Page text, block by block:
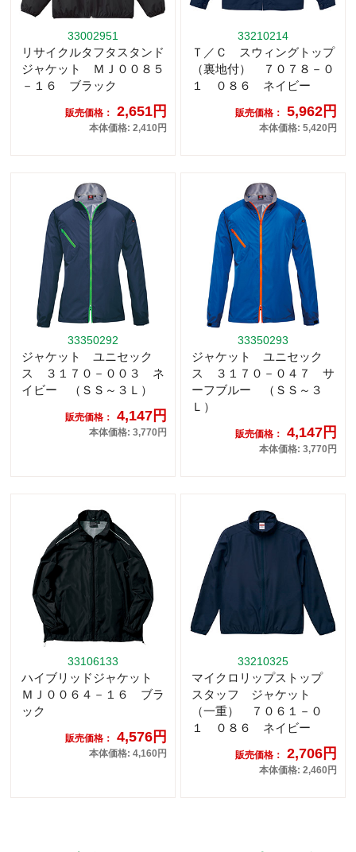
33002951
リサイクルタフタスタンド
ジャケット ＭＪ００８５
－１６ ブラック
販売価格： 2,651円
本体価格: 2,410円
33210214
Ｔ／Ｃ スウィングトップ
（裏地付） ７０７８－０
１ ０８６ ネイビー
販売価格： 5,962円
本体価格: 5,420円
33350292
ジャケット ユニセック
ス ３１７０－００３ ネ
イビー （ＳＳ～３Ｌ）
販売価格： 4,147円
本体価格: 3,770円
33350293
ジャケット ユニセック
ス ３１７０－０４７ サ
ーフブルー （ＳＳ～３
Ｌ）
販売価格： 4,147円
本体価格: 3,770円
33106133
ハイブリッドジャケット
ＭＪ００６４－１６ ブラ
ック
販売価格： 4,576円
本体価格: 4,160円
33210325
マイクロリップストップ
スタッフ ジャケット
（一重） ７０６１－０
１ ０８６ ネイビー
販売価格： 2,706円
本体価格: 2,460円